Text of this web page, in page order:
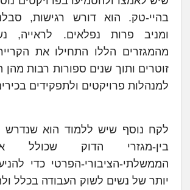
בהיי-טק. הוא דורש רגישות,
ומניב פרות נפלאים. לראייה,
מהמגזרים הללו התחילו את
זוטרים ותוך שנים ספורות רבות מהן
למנהלות פרויקטים ולתפקידים
לקח נוסף שיש ללמוד הוא שנדרש
בין-מגזרי הדוק שכולל
הממשלתי-הציבורי-הפרטי כדי
יותר של נשים לשוק העבודה בכלל